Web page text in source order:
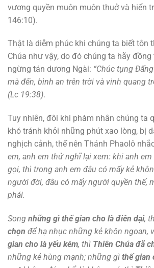
vương quyền muôn muôn thuở và hiển
146:10).
Thật là diễm phúc khi chúng ta biết tôn
Chúa như vậy, do đó chúng ta hãy
ngừng tán dương Ngài: “Chúc tụng
mà đến, bình an trên trời và vinh quang
(Lc 19:38).
Tuy nhiên, đôi khi phàm nhân chúng ta
khó tránh khỏi những phút xao lòng, bị
nghịch cảnh, thế nên Thánh Phaolô
em, anh em thử nghĩ lại xem: khi anh
gọi, thì trong anh em đâu có mấy kẻ
người đời, đâu có mấy người quyền thế,
phái.
Song những gì thế gian cho là điên dại,
chọn để hạ nhục những kẻ khôn ngoan,
gian cho là yếu kém, thì Thiên Chúa đã
những kẻ hùng mạnh; những gì thế gian